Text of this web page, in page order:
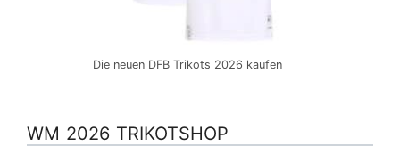
Die neuen DFB Trikots 2026 kaufen
WM 2026 TRIKOTSHOP